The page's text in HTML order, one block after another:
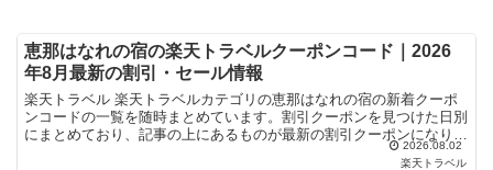
恵那はなれの宿の楽天トラベルクーポンコード｜2026
年8月最新の割引・セール情報
楽天トラベル 楽天トラベルカテゴリの恵那はなれの宿の新着クーポ
ンコードの一覧を随時まとめています。割引クーポンを見つけた日別
にまとめており、記事の上にあるものが最新の割引クーポンになりま
す。ホテル・旅館宿泊の予約などで使えるクーポンやセール...2026.08.02
楽天トラベル